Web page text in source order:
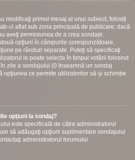
modificaţi primul mesaj al unui subiect, folosiți
ul aflat sub zona principală de publicare; dacă
aveţi permisiunea de a crea sondaje.
opţiuni în câmpurile corespunzătoare,
pe rânduri separate. Puteţi să specificaţi
le poate selecta în timpul votării folosind
zile a sondajului (0 înseamnă un sondaj
opţiunea ce permite utilizatorilor să-şi schimbe
opţiuni la sondaj?
este specificată de către administratorul
să adăugaţi opţiuni suplimentare sondajului
administratorul forumului.